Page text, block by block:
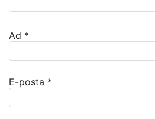
Ad *
E-posta *